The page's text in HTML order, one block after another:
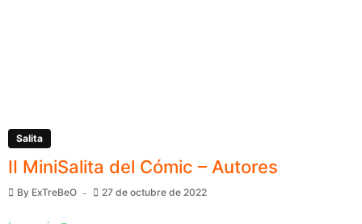
Salita
II MiniSalita del Cómic – Autores
By ExTreBeO 27 de octubre de 2022